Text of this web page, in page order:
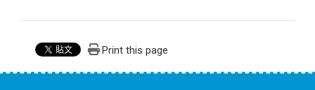
Print this page